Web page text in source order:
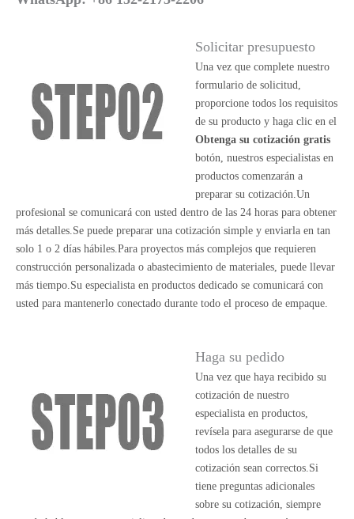
Solicitar presupuesto
Una vez que complete nuestro
formulario de solicitud,
proporcione todos los requisitos
de su producto y haga clic en el
Obtenga su cotización gratis
botón, nuestros especialistas en
productos comenzarán a
preparar su cotización.Un
profesional se comunicará con usted dentro de las 24 horas para obtener
más detalles.Se puede preparar una cotización simple y enviarla en tan
solo 1 o 2 días hábiles.Para proyectos más complejos que requieren
construcción personalizada o abastecimiento de materiales, puede llevar
más tiempo.Su especialista en productos dedicado se comunicará con
usted para mantenerlo conectado durante todo el proceso de empaque.
Haga su pedido
Una vez que haya recibido su
cotización de nuestro
especialista en productos,
revísela para asegurarse de que
todos los detalles de su
cotización sean correctos.Si
tiene preguntas adicionales
sobre su cotización, siempre